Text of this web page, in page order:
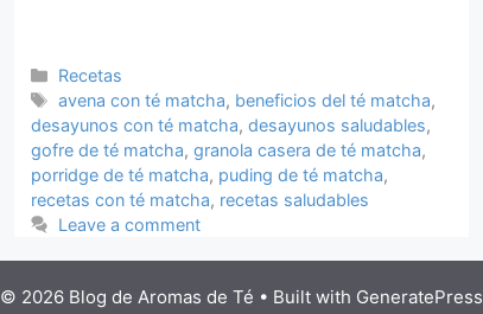
Categories
Recetas
Tags
avena con té matcha, beneficios del té matcha,
desayunos con té matcha, desayunos saludables,
gofre de té matcha, granola casera de té matcha,
porridge de té matcha, puding de té matcha,
recetas con té matcha, recetas saludables
Leave a comment
© 2026 Blog de Aromas de Té • Built with GeneratePress